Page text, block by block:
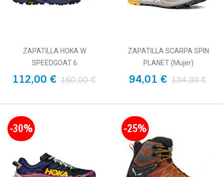
ZAPATILLA HOKA W
SPEEDGOAT 6
112,00 € 160,00 €
ZAPATILLA SCARPA SPIN
PLANET (Mujer)
94,01 € 134,30 €
-30% -25%